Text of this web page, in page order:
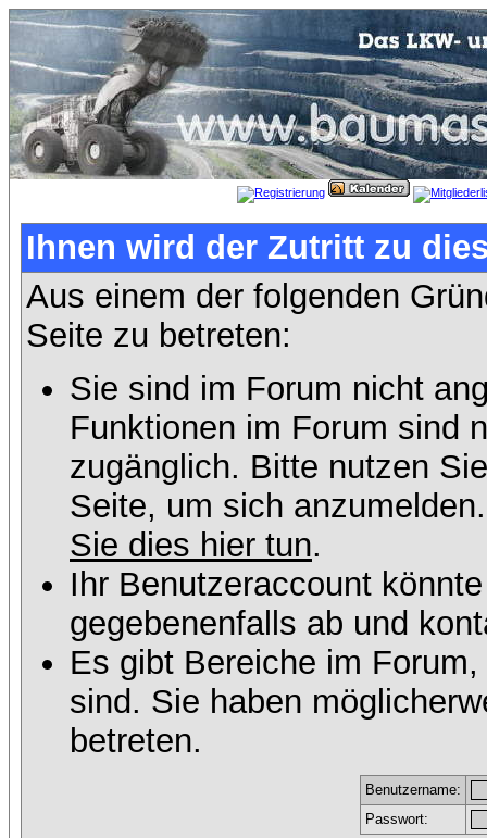
Ihnen wird der Zutritt zu
Aus einem der folgenden
Seite zu betreten:
Sie sind im Forum nicht
Funktionen im Forum sind
zugänglich. Bitte nutzen
Seite, um sich
Sie dies hier tun.
Ihr Benutzeraccount
gegebenenfalls ab und
Es gibt Bereiche im
sind. Sie haben
betreten.
Benutzername:
Passwort: